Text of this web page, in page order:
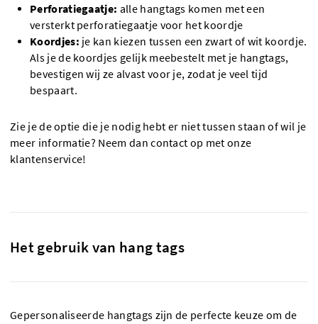
Perforatiegaatje: alle hangtags komen met een
versterkt perforatiegaatje voor het koordje
Koordjes: je kan kiezen tussen een zwart of wit koordje.
Als je de koordjes gelijk meebestelt met je hangtags,
bevestigen wij ze alvast voor je, zodat je veel tijd
bespaart.
Zie je de optie die je nodig hebt er niet tussen staan of wil je
meer informatie? Neem dan contact op met onze
klantenservice!
Het gebruik van hang tags
Gepersonaliseerde hangtags zijn de perfecte keuze om de